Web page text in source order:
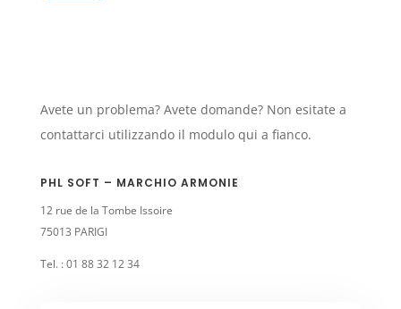
Avete un problema? Avete domande? Non esitate a
contattarci utilizzando il modulo qui a fianco.
PHL SOFT – MARCHIO ARMONIE
12 rue de la Tombe Issoire
75013 PARIGI
Tel. : 01 88 32 12 34